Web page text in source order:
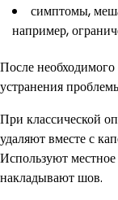
симптомы,
например,
После необходимого
устранения
При классической
удаляют вместе с
Используют
накладывают шов.